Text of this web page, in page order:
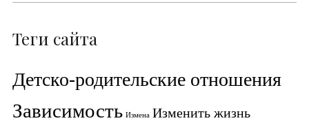
Теги сайта
Детско-родительские отношения
Зависимость Измена Изменить жизнь